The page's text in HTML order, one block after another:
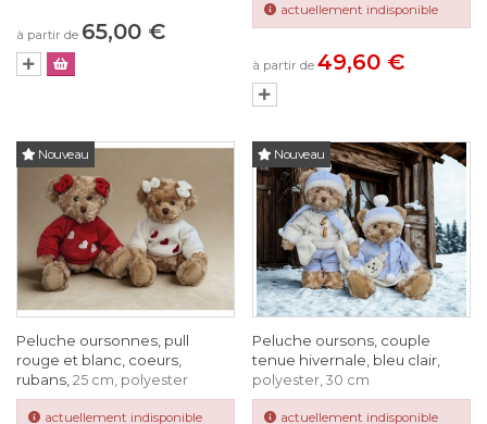
à partir de 65,00 €
actuellement indisponible
à partir de 49,60 €
Nouveau
Peluche oursonnes, pull
rouge et blanc, coeurs,
rubans, 25 cm, polyester
actuellement indisponible
Nouveau
Peluche oursons, couple
tenue hivernale, bleu clair,
polyester, 30 cm
actuellement indisponible